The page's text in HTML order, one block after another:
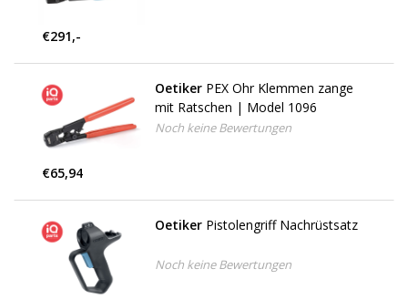
€291,-
Oetiker PEX Ohr Klemmen zange
mit Ratschen | Model 1096
Noch keine Bewertungen
€65,94
Oetiker Pistolengriff Nachrüstsatz
Noch keine Bewertungen